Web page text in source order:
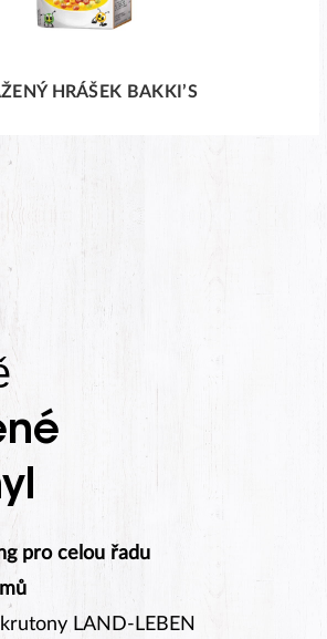
HRÁŠEK BAKKI’S
pro celou řadu
LAND-LEBEN